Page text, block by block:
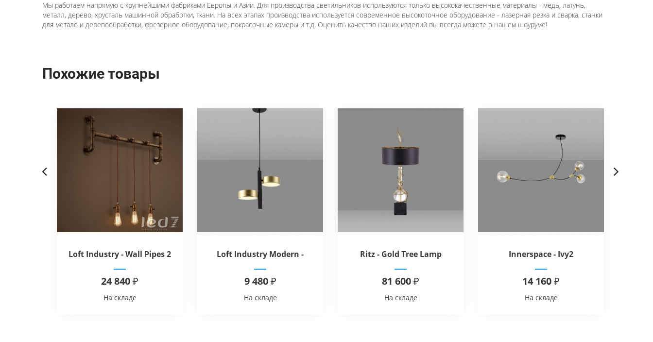
Мы работаем напрямую с крупнейшими фабриками Европы и Азии. Для производства светильников используются только высококачественные материалы - медь, латунь,
металл, дерево, хрусталь машинной обработки, ткани. На всех этапах производства используется современное высокоточное оборудование - лазерная резка и сварка, станки
для метало и деревообработки, фрезерное оборудование, покрасочные камеры и т.д. Оценить качество наших изделий вы всегда можете в нашем шоуруме!
Похожие товары
Loft Industry - Wall Pipes 2
24 840 ₽
На складе
Loft Industry Modern -
9 480 ₽
На складе
Ritz - Gold Tree Lamp
81 600 ₽
На складе
Innerspace - Ivy2
14 160 ₽
На складе